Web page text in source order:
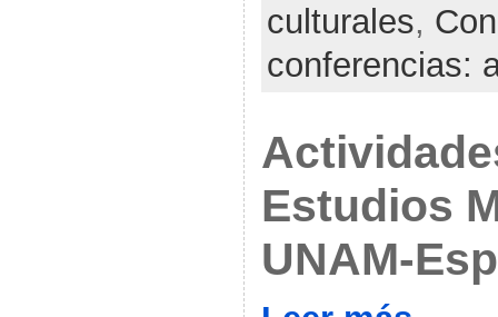
culturales,
conferencias:
Estudios
UNAM-